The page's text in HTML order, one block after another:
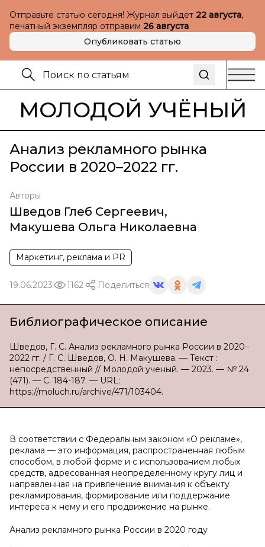
Отправьте статью сегодня! Журнал выйдет 22 августа,
печатный экземпляр отправим 26 августа
Опубликовать статью
МОЛОДОЙ УЧЁНЫЙ
Анализ рекламного рынка
России в 2020–2022 гг.
Авторы
Шведов Глеб Сергеевич,
Макушева Ольга Николаевна
Маркетинг, реклама и PR
19.06.2023 1162 Поделиться
Библиографическое описание
Шведов, Г. С. Анализ рекламного рынка России в 2020–
2022 гг. / Г. С. Шведов, О. Н. Макушева. — Текст :
непосредственный // Молодой ученый. — 2023. — № 24
(471). — С. 184-187. — URL:
https://moluch.ru/archive/471/103404.
В соответствии с Федеральным законом «О рекламе»,
реклама — это информация, распространенная любым
способом, в любой форме и с использованием любых
средств, адресованная неопределенному кругу лиц и
направленная на привлечение внимания к объекту
рекламирования, формирование или поддержание
интереса к нему и его продвижение на рынке.
Анализ рекламного рынка России в 2020 году